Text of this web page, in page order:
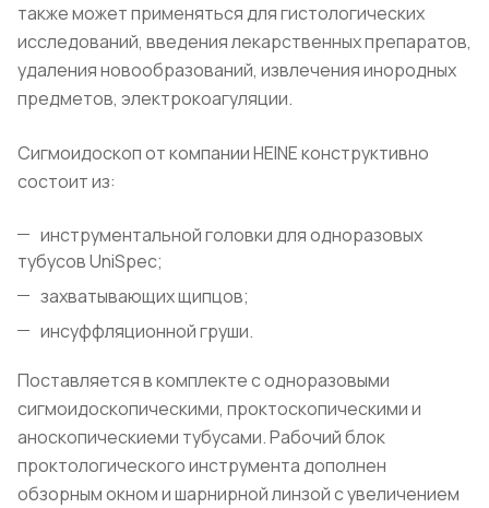
также может применяться для гистологических
исследований, введения лекарственных препаратов,
удаления новообразований, извлечения инородных
предметов, электрокоагуляции.
Сигмоидоскоп от компании HEINE конструктивно
состоит из:
инструментальной головки для одноразовых
тубусов UniSpec;
захватывающих щипцов;
инсуффляционной груши.
Поставляется в комплекте с одноразовыми
сигмоидоскопическими, проктоскопическими и
аноскопическиеми тубусами. Рабочий блок
проктологического инструмента дополнен
обзорным окном и шарнирной линзой с увеличением